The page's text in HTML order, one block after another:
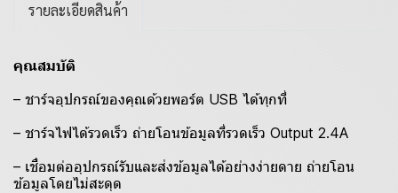
รายละเอียดสินค้า
คุณสมบัติ
– ชาร์จอุปกรณ์ของคุณด้วยพอร์ต USB ได้ทุกที่
– ชาร์จไฟได้รวดเร็ว ถ่ายโอนข้อมูลที่รวดเร็ว Output 2.4A
– เชื่อมต่ออุปกรณ์รับและส่งข้อมูลได้อย่างง่ายดาย ถ่ายโอน
ข้อมูลโดยไม่สะดุด